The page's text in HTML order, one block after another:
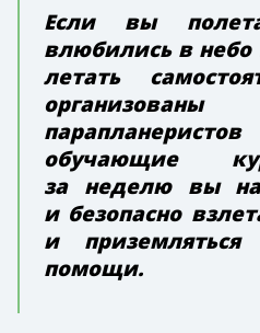
Если вы
влюбились в небо
летать
обучающие
за неделю вы
и безопасно
и приземляться
помощи.